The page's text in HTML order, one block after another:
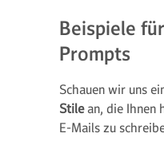
Beispiele
Prompts
Schauen wir uns
Stile an, die Ihnen
E-Mails zu